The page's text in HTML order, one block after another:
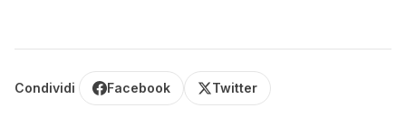
Condividi Facebook Twitter